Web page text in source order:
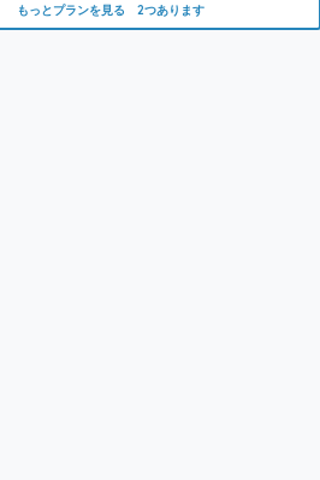
もっとプランを見る 2つあります